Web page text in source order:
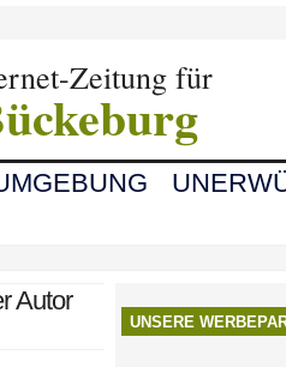
Zeitung für
Autor
UNSERE